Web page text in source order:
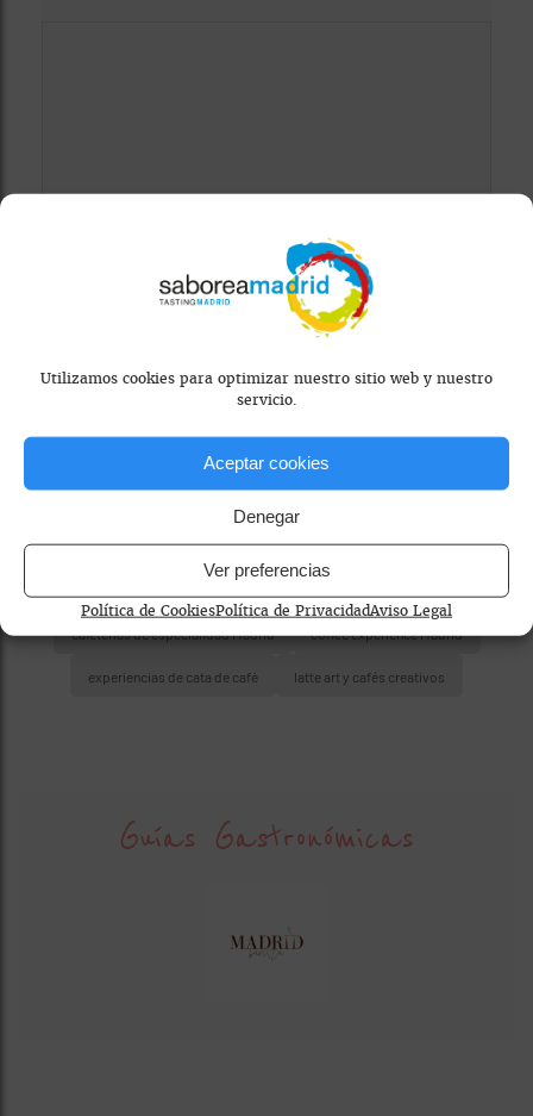
Utilizamos cookies para optimizar nuestro sitio web y nuestro
servicio.
Aceptar cookies
Denegar
Ver preferencias
Política de CookiesPolítica de PrivacidadAviso Legal
Mapa bloqueado por configuración de
privacidad
Para ver el mapa, por favor acepta las
consentimiento.
cafeterías de especialidad Madrid coffee experience Madrid
experiencias de cata de café latte art y cafés creativos
Guías Gastronómicas